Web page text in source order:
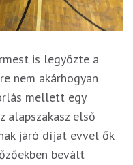
is legyőzte a
nem akárhogyan
mellett egy
alapszakasz első
járó díjat evvel ők
bevált